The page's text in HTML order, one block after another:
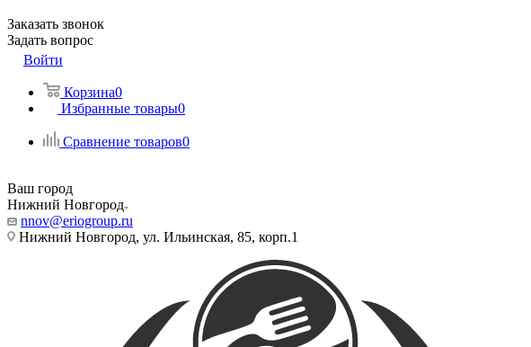
Заказать звонок
Задать вопрос
Войти
Корзина0
Избранные товары0
Сравнение товаров0
Ваш город
Нижний Новгород
nnov@eriogroup.ru
Нижний Новгород, ул. Ильинская, 85, корп.1